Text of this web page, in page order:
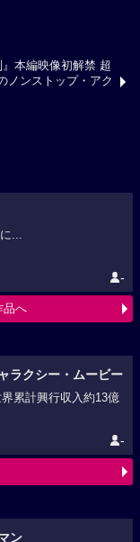
本編映像初解禁 超
ノンストップ・アク
...
-
品へ
ラクシー・ムービー
累計興行収入約13億
-
ン